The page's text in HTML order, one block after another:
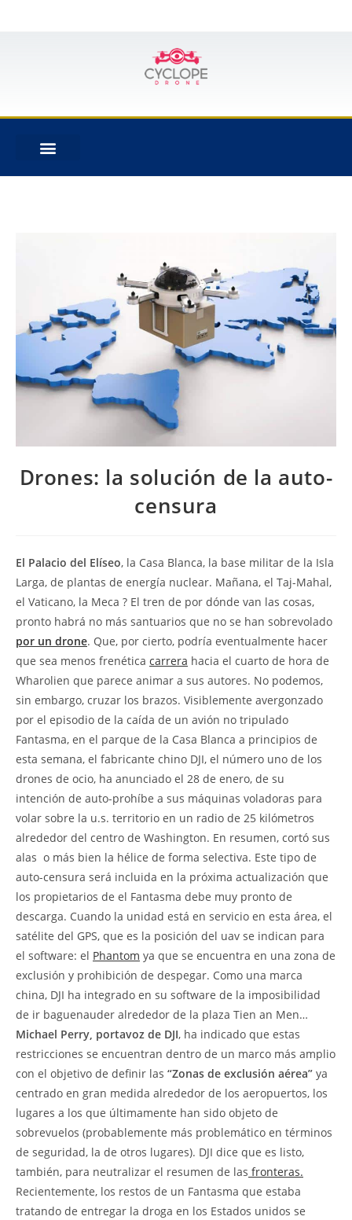
Drones: la solución de la auto-
censura
El Palacio del Elíseo, la Casa Blanca, la base militar de la Isla
Larga, de plantas de energía nuclear. Mañana, el Taj-Mahal,
el Vaticano, la Meca ? El tren de por dónde van las cosas,
pronto habrá no más santuarios que no se han sobrevolado
por un drone. Que, por cierto, podría eventualmente hacer
que sea menos frenética carrera hacia el cuarto de hora de
Wharolien que parece animar a sus autores. No podemos,
sin embargo, cruzar los brazos. Visiblemente avergonzado
por el episodio de la caída de un avión no tripulado
Fantasma, en el parque de la Casa Blanca a principios de
esta semana, el fabricante chino DJI, el número uno de los
drones de ocio, ha anunciado el 28 de enero, de su
intención de auto-prohíbe a sus máquinas voladoras para
volar sobre la u.s. territorio en un radio de 25 kilómetros
alrededor del centro de Washington. En resumen, cortó sus
alas  o más bien la hélice de forma selectiva. Este tipo de
auto-censura será incluida en la próxima actualización que
los propietarios de el Fantasma debe muy pronto de
descarga. Cuando la unidad está en servicio en esta área, el
satélite del GPS, que es la posición del uav se indican para
el software: el Phantom ya que se encuentra en una zona de
exclusión y prohibición de despegar. Como una marca
china, DJI ha integrado en su software de la imposibilidad
de ir baguenauder alrededor de la plaza Tien an Men…
Michael Perry, portavoz de DJI, ha indicado que estas
restricciones se encuentran dentro de un marco más amplio
con el objetivo de definir las “Zonas de exclusión aérea” ya
centrado en gran medida alrededor de los aeropuertos, los
lugares a los que últimamente han sido objeto de
sobrevuelos (probablemente más problemático en términos
de seguridad, la de otros lugares). DJI dice que es listo,
también, para neutralizar el resumen de las fronteras.
Recientemente, los restos de un Fantasma que estaba
tratando de entregar la droga en los Estados unidos se